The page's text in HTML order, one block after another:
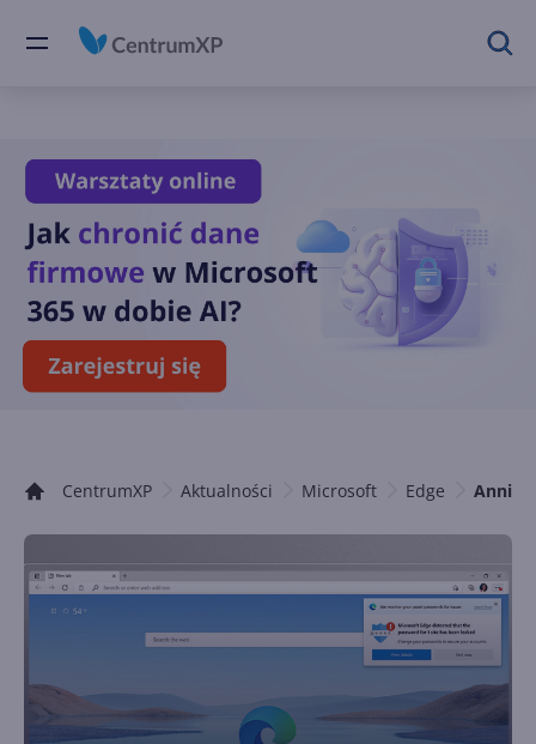
CentrumXP Aktualności Microsoft Edge